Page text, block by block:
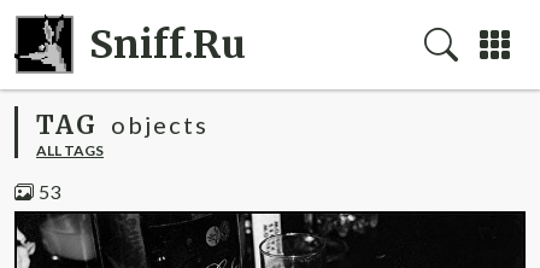
Sniff.Ru
TAG objects
ALL TAGS
53